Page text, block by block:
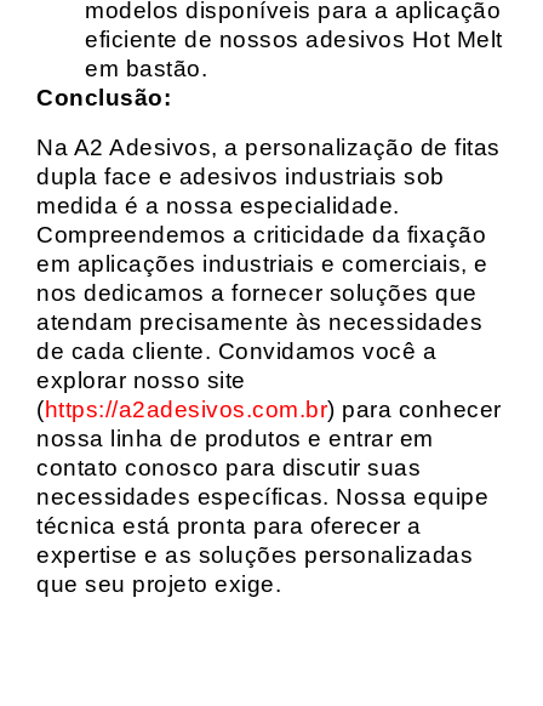
modelos disponíveis para a aplicação
eficiente de nossos adesivos Hot Melt
em bastão.
Conclusão:
Na A2 Adesivos, a personalização de fitas
dupla face e adesivos industriais sob
medida é a nossa especialidade.
Compreendemos a criticidade da fixação
em aplicações industriais e comerciais, e
nos dedicamos a fornecer soluções que
atendam precisamente às necessidades
de cada cliente. Convidamos você a
explorar nosso site
(https://a2adesivos.com.br) para conhecer
nossa linha de produtos e entrar em
contato conosco para discutir suas
necessidades específicas. Nossa equipe
técnica está pronta para oferecer a
expertise e as soluções personalizadas
que seu projeto exige.